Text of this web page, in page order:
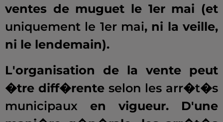
ventes de muguet le 1er mai (et
uniquement le 1er mai, ni la veille,
ni le lendemain).
L'organisation de la vente peut
�tre diff�rente selon les arr�t�s
municipaux en vigueur. D'une